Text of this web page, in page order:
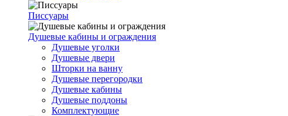
Писсуары
Душевые кабины и ограждения
Душевые уголки
Душевые двери
Шторки на ванну
Душевые перегородки
Душевые кабины
Душевые поддоны
Комплектующие